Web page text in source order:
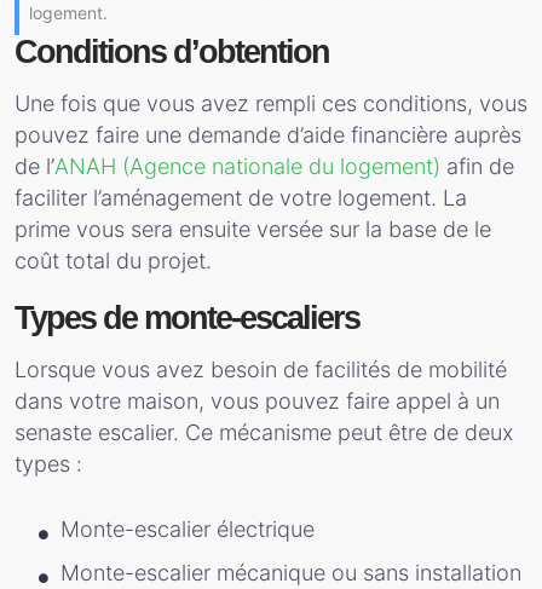
logement.
Conditions d’obtention
Une fois que vous avez rempli ces conditions, vous
pouvez faire une demande d’aide financière auprès
de l’ANAH (Agence nationale du logement) afin de
faciliter l’aménagement de votre logement. La
prime vous sera ensuite versée sur la base de le
coût total du projet.
Types de monte-escaliers
Lorsque vous avez besoin de facilités de mobilité
dans votre maison, vous pouvez faire appel à un
senaste escalier. Ce mécanisme peut être de deux
types :
Monte-escalier électrique
Monte-escalier mécanique ou sans installation